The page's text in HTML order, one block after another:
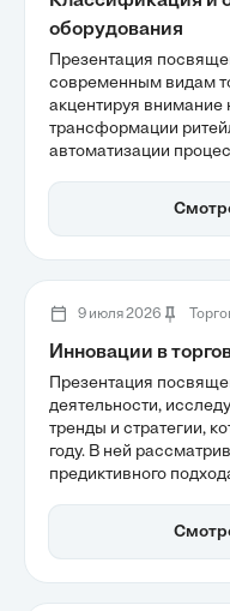
оборудования
Презентация
современным видам
акцентируя внимание
трансформации
автоматизации
обсуждается, как
повысить
9 июля 2026
Инновации в
Презентация
деятельности,
тренды и стратегии,
году. В ней
предиктивного
Анализируется, как
данных могут